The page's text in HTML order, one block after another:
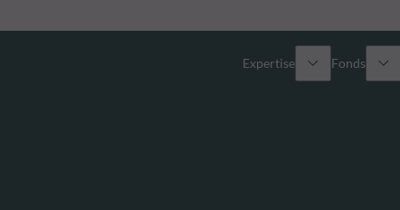
Expertise Fonds